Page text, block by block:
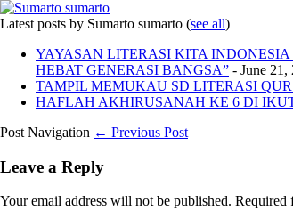
Latest posts by Sumarto sumarto (see all)
YAYASAN LITERASI KITA
HEBAT GENERASI BANGSA” - June 21,
TAMPIL MEMUKAU SD LITERASI
HAFLAH AKHIRUSANAH KE 6 DI
Post Navigation ← Previous Post
Leave a Reply
Your email address will not be published. Required